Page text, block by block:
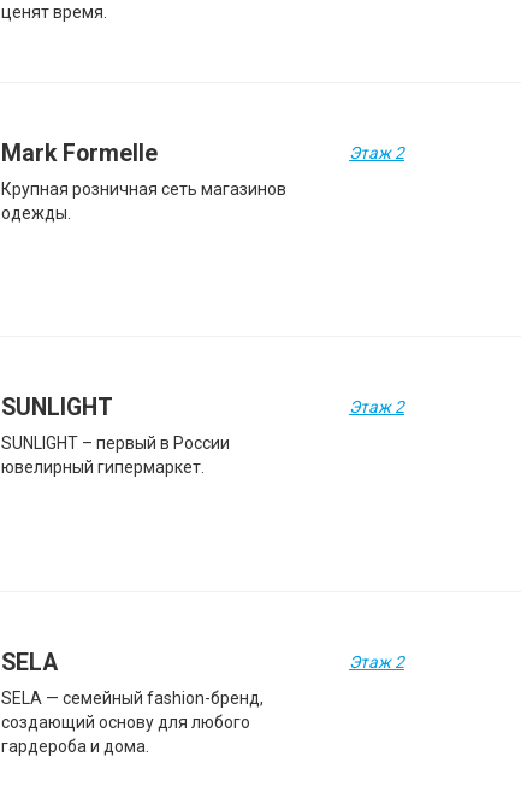
ценят время.
Mark Formelle
Крупная розничная сеть магазинов
одежды.
Этаж 2
SUNLIGHT
SUNLIGHT – первый в России
ювелирный гипермаркет.
Этаж 2
SELA
SELA — семейный fashion-бренд,
создающий основу для любого
гардероба и дома.
Этаж 2